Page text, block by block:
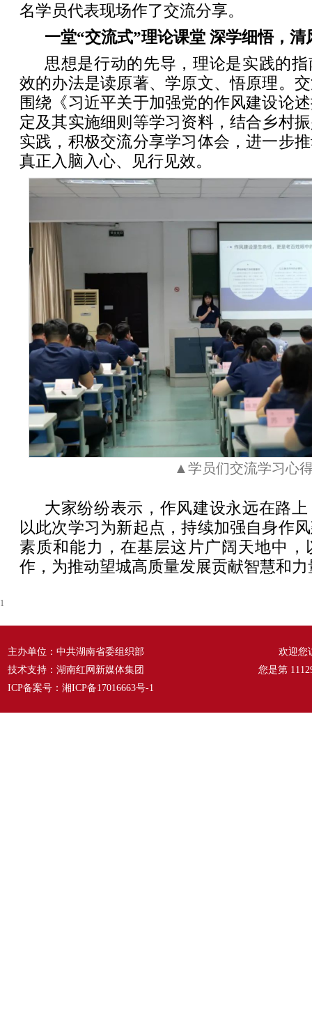
名学员代表现场作了交流分享。
一堂“交流式”理论课堂 深学细悟，清
思想是行动的先导，理论是实践的
效的办法是读原著、学原文、悟原理。
围绕《习近平关于加强党的作风建设论
定及其实施细则等学习资料，结合乡村
实践，积极交流分享学习体会，进一步
真正入脑入心、见行见效。
▲学员们交流学习心
大家纷纷表示，作风建设永远在路
以此次学习为新起点，持续加强自身作
素质和能力，在基层这片广阔天地中，
作，为推动望城高质量发展贡献智慧和力
1
主办单位：中共湖南省委组织部
技术支持：湖南红网新媒体集团
ICP备案号： 湘ICP备17016663号-1
欢迎您
您是第